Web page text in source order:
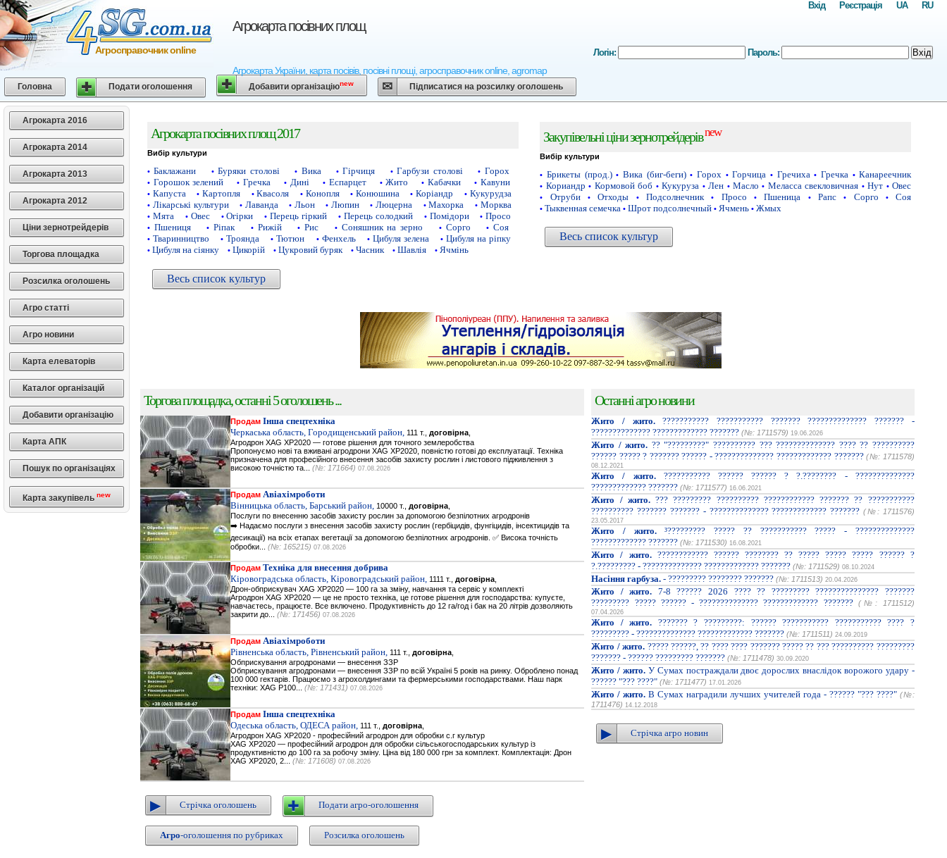
Агрокарта посівних площ
Агрокарта України, карта посівів, посівні площі, агросправочник online, agromap
Агросправочник online
RU
UA
Реєстрація
Вхід
Логін: Пароль: Вхід
Головна Подати оголошення Добавити організаціюnew Підписатися на розсилку оголошень
Агрокарта 2016
Агрокарта 2014
Агрокарта 2013
Агрокарта 2012
Ціни зернотрейдерів
Торгова площадка
Розсилка оголошень
Агро статті
Агро новини
Карта елеваторів
Каталог організацій
Добавити організацію
Карта АПК
Пошук по організаціях
Карта закупівель new
Агрокарта посівних площ 2017
Вибір культури
• Баклажани • Буряки столові • Вика • Гірчиця • Гарбузи столові • Горох
• Горошок зелений • Гречка • Дині • Еспарцет • Жито • Кабачки • Кавуни
• Капуста • Картопля • Квасоля • Конопля • Конюшина • Коріандр • Кукурудза
• Лікарські культури • Лаванда • Льон • Люпин • Люцерна • Махорка • Морква
• Мята • Овес • Огірки • Перець гіркий • Перець солодкий • Помідори • Просо
• Пшениця • Ріпак • Рижій • Рис • Соняшник на зерно • Сорго • Соя
• Тваринництво • Троянда • Тютюн • Фенхель • Цибуля зелена • Цибуля на ріпку
• Цибуля на сіянку • Цикорій • Цукровий буряк • Часник • Шавлія • Ячмінь
Весь список культур
Закупівельні ціни зернотрейдерівnew
Вибір культури
• Брикеты (прод.) • Вика (биг-беги) • Горох • Горчица • Гречиха • Гречка • Канареечник
• Кориандр • Кормовой боб • Кукуруза • Лен • Масло • Меласса свекловичная • Нут • Овес
• Отруби • Отходы • Подсолнечник • Просо • Пшеница • Рапс • Сорго • Соя
• Тыквенная семечка • Шрот подсолнечный • Ячмень • Жмых
Весь список культур
Торгова площадка, останні 5 оголошень ...
Продам Інша спецтехніка
Черкаська область, Городищенський район, 111 т., договірна
Агродрон XAG XP2020 — готове рішення для точного землеробства
Пропонуємо нові та вживані агродрони XAG XP2020, повністю готові до експлуатації. Техніка
призначена для професійного внесення засобів захисту рослин і листового підживлення з
високою точністю та... (№: 171664) 07.08.2026
Продам Авіахімроботи
Вінницька область, Барський район, 10000 т., договірна
Послуги по внесенню засобів захисту рослин за допомогою безпілотних агродронів
➡️ Надаємо послуги з внесення засобів захисту рослин (гербіцидів, фунгіцидів, інсектицидів та
десикації) на всіх етапах вегетації за допомогою безпілотних агродронів. ✅ Висока точність
обробки... (№: 165215) 07.08.2026
Продам Техніка для внесення добрива
Кіровоградська область, Кіровоградський район, 1111 т., договірна
Дрон-обприскувач XAG XP2020 — 100 га за зміну, навчання та сервіс у комплекті
Агродрон XAG XP2020 — це не просто техніка, це готове рішення для господарства: купуєте,
навчаєтесь, працюєте. Все включено. Продуктивність до 12 га/год і бак на 20 літрів дозволяють
закрити до... (№: 171456) 07.08.2026
Продам Авіахімроботи
Рівненська область, Рівненський район, 111 т., договірна
Обприскування агродронами — внесення ЗЗР
Обприскування агродронами — внесення ЗЗР по всій Україні 5 років на ринку. Оброблено понад
100 000 гектарів. Працюємо з агрохолдингами та фермерськими господарствами. Наш парк
техніки: XAG P100... (№: 171431) 07.08.2026
Продам Інша спецтехніка
Одеська область, ОДЕСА район, 111 т., договірна
Агродрон XAG XP2020 - професійний агродрон для обробки с.г культур
XAG XP2020 — професійний агродрон для обробки сільськогосподарських культур із
продуктивністю до 100 га за робочу зміну. Ціна від 180 000 грн за комплект. Комплектація: Дрон
XAG XP2020, 2... (№: 171608) 07.08.2026
Стрічка оголошень Подати агро-оголошення
Агро-оголошення по рубриках Розсилка оголошень
Останні агро новини
Жито / жито.??????????? ??????????? ??????? ?????????????? ??????? -
?????????????? ????????????? ??????? (№: 1711579) 19.06.2026
Жито / жито. ?? "?????????" ?????????? ??? ?????????????? ???? ?? ??????????
?????? ????? ? ??????? ?????? - ?????????????? ????????????? ??????? (№: 1711578)
08.12.2021
Жито / жито.??????????? ?????? ?????? ? ?.???????? - ??????????????
????????????? ??????? (№: 1711577) 16.06.2021
Жито / жито.??? ????????? ?????????? ???????????? ??????? ?? ???????????
?????????? ??????? ??????? - ?????????????? ????????????? ??????? (№: 1711576)
23.05.2017
Жито / жито.³????????? ????? ?? ??????????? ????? - ??????????????
????????????? ??????? (№: 1711530) 16.08.2021
Жито / жито.???????????? ?????? ???????? ?? ????? ????? ????? ?????? ?
?.????????? - ?????????????? ????????????? ??????? (№: 1711529) 08.10.2024
Насіння гарбуза. - ????????? ???????? ??????? (№: 1711513) 20.04.2026
Жито / жито. 7-8 ?????? 2026 ???? ?? ????????? ??????????????? ???????
????????? ????? ?????? - ?????????????? ????????????? ???????
(№: 1711512)
07.04.2026
Жито / жито. ??????? ? ?????????: ?????? ??????????? ??????????? ???? ?
????????? - ?????????????? ????????????? ??????? (№: 1711511) 24.09.2019
Жито / жито. ????? ??????, ?? ???? ???? ??????? ????? ?? ??? ?????????? ?????????
??????? - ?????? ????????? ??????? (№: 1711478) 30.09.2020
Жито / жито. У Сумах постраждали двоє дорослих внаслідок ворожого удару -
?????? "??? ????" (№: 1711477) 17.01.2026
Жито / жито. В Сумах наградили лучших учителей года - ?????? "??? ????" (№:
1711476) 14.12.2018
Стрічка агро новин